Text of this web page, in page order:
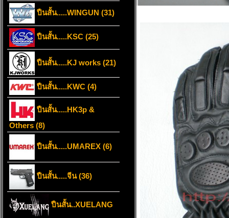
ปืนสั้น.....WINGUN (31)
ปืนสั้น.....KSC (25)
ปืนสั้น.....KJ works (21)
ปืนสั้น.....KWC (4)
ปืนสั้น.....HK3p &
Others (8)
ปืนสั้น.....UMAREX (6)
ปืนสั้น.....จีน (36)
ปืนสั้น..XUELANG